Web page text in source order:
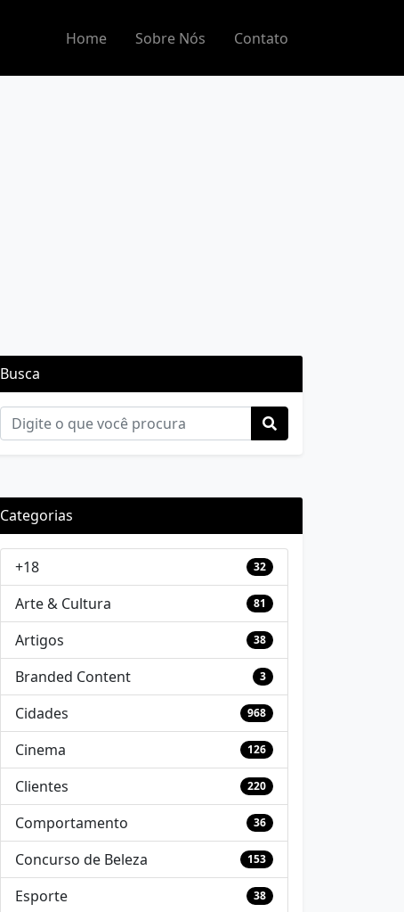
Home Sobre Nós Contato
Busca
Categorias
+18 32
Arte & Cultura 81
Artigos 38
Branded Content 3
Cidades 968
Cinema 126
Clientes 220
Comportamento 36
Concurso de Beleza 153
Esporte 38